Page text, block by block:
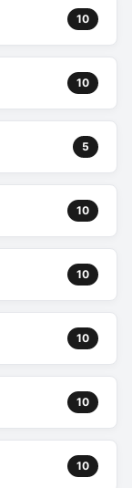
10
10
5
10
10
10
10
10